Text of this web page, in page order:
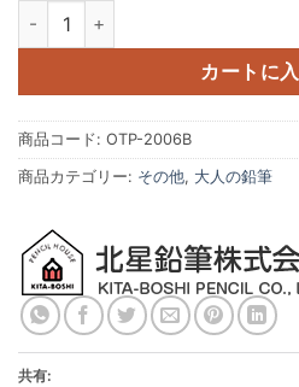
北星鉛筆 大人の鉛筆 替芯 2mm 6B
カートに
商品コード: OTP-2006B
商品カテゴリー: その他, 大人の鉛筆
共有: